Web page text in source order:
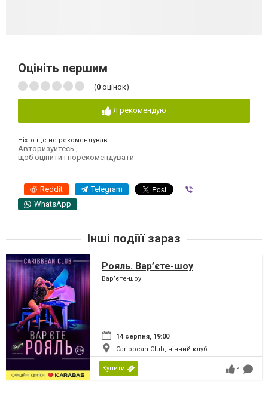
Оцініть першим
(0 оцінок)
Я рекомендую
Ніхто ще не рекомендував
Авторизуйтесь
щоб оцінити і порекомендувати
Reddit Telegram
WhatsApp
Інші подіїї зараз
Рояль. Вар’єте-шоу
Вар’єте-шоу
14 серпня, 19:00
Caribbean Club, нічний клуб
Купити 1